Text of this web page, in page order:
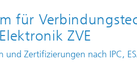
für
ZVE
und Zertifizierungen nach IPC,